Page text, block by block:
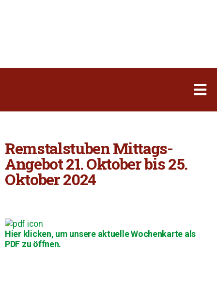
Remstalstuben Mittags-
Angebot 21. Oktober bis 25.
Oktober 2024
Hier klicken, um unsere aktuelle Wochenkarte als
PDF zu öffnen.